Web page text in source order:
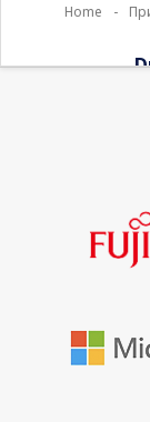
Home -
Keep your